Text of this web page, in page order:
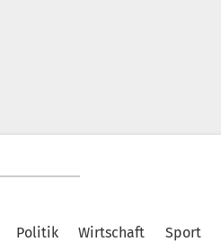
Politik Wirtschaft Sport